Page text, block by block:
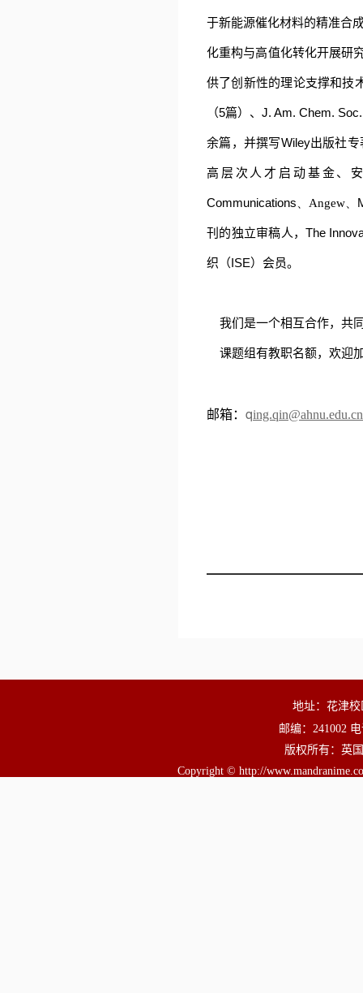
于新能源催化材料的精准合
化重构与高值化转化开展研
供了创新性的理论支撑和技
（5篇）、 J. Am. Chem. Soc.
余篇，并撰写Wiley出版社专
高层次人才启动基金、
Communications 、Angew、
刊的独立审稿人，The
织（ISE）会员。
我们是一个相互合作，共
课题组有教职名额，欢迎
邮箱： qing.qin@ahnu.edu.cn
地址：花津
邮编：241002
版权所有：英
Copyright © http://